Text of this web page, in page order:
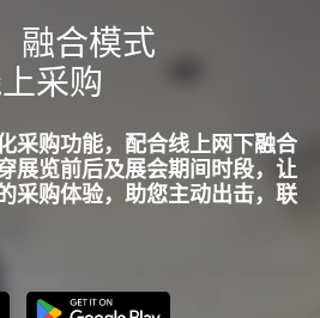
融合模式
采购
采购功能，配合线上网下融合
展览前后及展会期间时段，让
采购体验，助您主动出击，联